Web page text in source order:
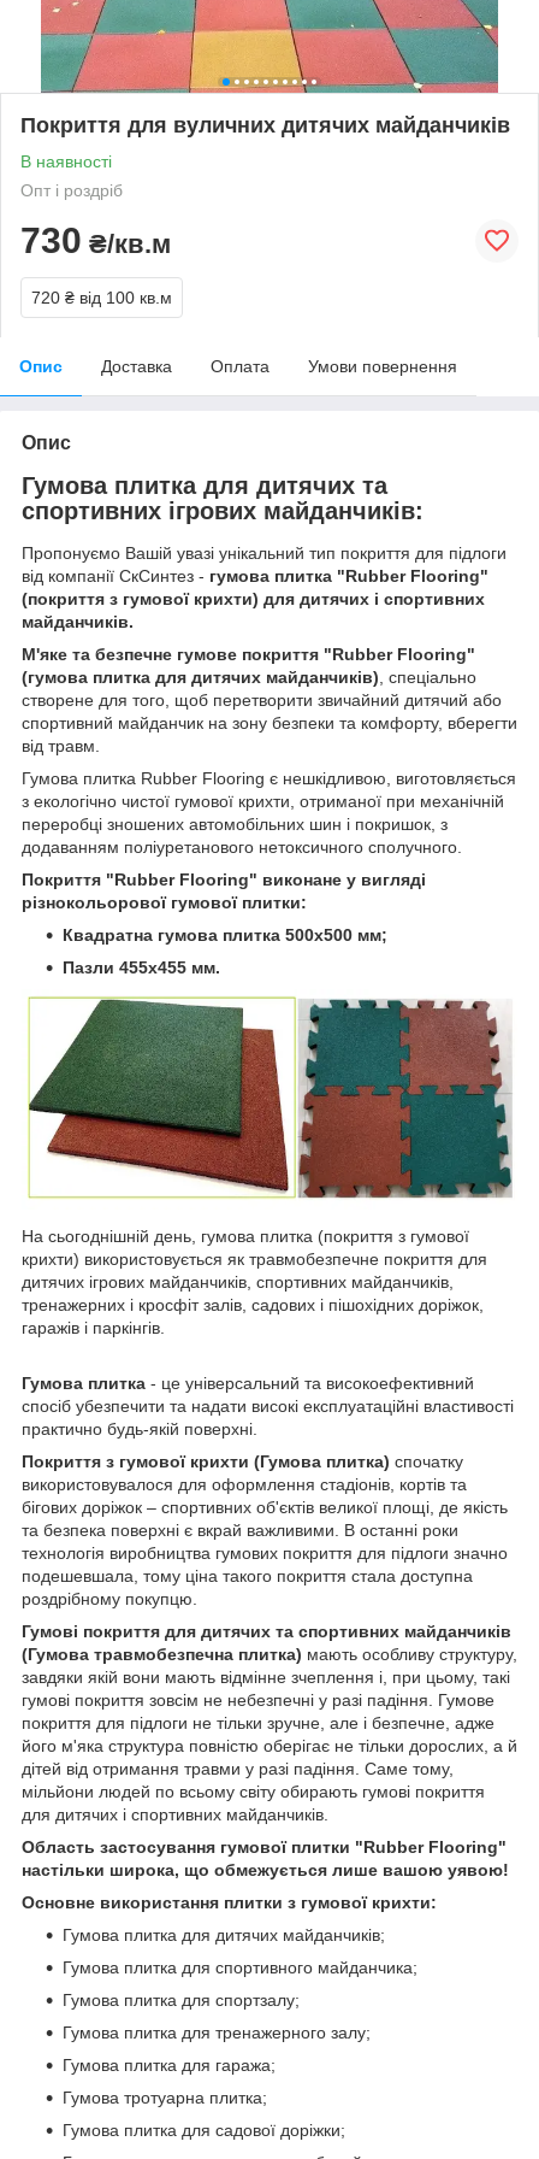
Покриття для вуличних дитячих майданчиків
В наявності
Опт і роздріб
730 ₴/кв.м
720 ₴ від 100 кв.м
Опис Доставка Оплата Умови повернення
Опис
Гумова плитка для дитячих та
спортивних ігрових майданчиків:
Пропонуємо Вашій увазі унікальний тип покриття для підлоги
від компанії СкСинтез - гумова плитка "Rubber Flooring"
(покриття з гумової крихти) для дитячих і спортивних
майданчиків.
М'яке та безпечне гумове покриття "Rubber Flooring"
(гумова плитка для дитячих майданчиків), спеціально
створене для того, щоб перетворити звичайний дитячий або
спортивний майданчик на зону безпеки та комфорту, вберегти
від травм.
Гумова плитка Rubber Flooring є нешкідливою, виготовляється
з екологічно чистої гумової крихти, отриманої при механічній
переробці зношених автомобільних шин і покришок, з
додаванням поліуретанового нетоксичного сполучного.
Покриття "Rubber Flooring" виконане у вигляді
різнокольорової гумової плитки:
Квадратна гумова плитка 500х500 мм;
Пазли 455х455 мм.
На сьогоднішній день, гумова плитка (покриття з гумової
крихти) використовується як травмобезпечне покриття для
дитячих ігрових майданчиків, спортивних майданчиків,
тренажерних і кросфіт залів, садових і пішохідних доріжок,
гаражів і паркінгів.
Гумова плитка - це універсальний та високоефективний
спосіб убезпечити та надати високі експлуатаційні властивості
практично будь-якій поверхні.
Покриття з гумової крихти (Гумова плитка) спочатку
використовувалося для оформлення стадіонів, кортів та
бігових доріжок – спортивних об'єктів великої площі, де якість
та безпека поверхні є вкрай важливими. В останні роки
технологія виробництва гумових покриття для підлоги значно
подешевшала, тому ціна такого покриття стала доступна
роздрібному покупцю.
Гумові покриття для дитячих та спортивних майданчиків
(Гумова травмобезпечна плитка) мають особливу структуру,
завдяки якій вони мають відмінне зчеплення і, при цьому, такі
гумові покриття зовсім не небезпечні у разі падіння. Гумове
покриття для підлоги не тільки зручне, але і безпечне, адже
його м'яка структура повністю оберігає не тільки дорослих, а й
дітей від отримання травми у разі падіння. Саме тому,
мільйони людей по всьому світу обирають гумові покриття
для дитячих і спортивних майданчиків.
Область застосування гумової плитки "Rubber Flooring"
настільки широка, що обмежується лише вашою уявою!
Основне використання плитки з гумової крихти:
Гумова плитка для дитячих майданчиків;
Гумова плитка для спортивного майданчика;
Гумова плитка для спортзалу;
Гумова плитка для тренажерного залу;
Гумова плитка для гаража;
Гумова тротуарна плитка;
Гумова плитка для садової доріжки;